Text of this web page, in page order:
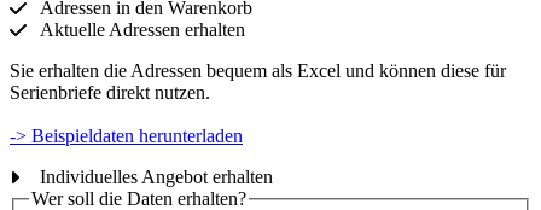
Adressen in den Warenkorb
Aktuelle Adressen erhalten
Sie erhalten die Adressen bequem als Excel und können diese für
Serienbriefe direkt nutzen.
-> Beispieldaten herunterladen
Individuelles Angebot erhalten
Wer soll die Daten erhalten?